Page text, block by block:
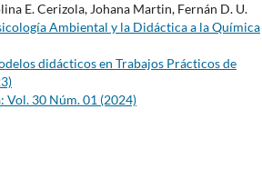
E. Cerizola, Johana Martin, Fernán D. U.
Ambiental y la Didáctica a la Química
didácticos en Trabajos Prácticos de
Vol. 30 Núm. 01 (2024)